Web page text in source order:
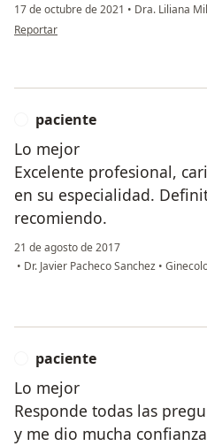
17 de octubre de 2021 • Dra. Liliana
en opinión del usuario Estefania Nishiky
Reportar
paciente
Lo mejor
Excelente profesional,
en su especialidad.
recomiendo.
21 de agosto de 2017
• Dr. Javier Pacheco Sanchez •
paciente
Lo mejor
Responde todas las
y me dio mucha confianza